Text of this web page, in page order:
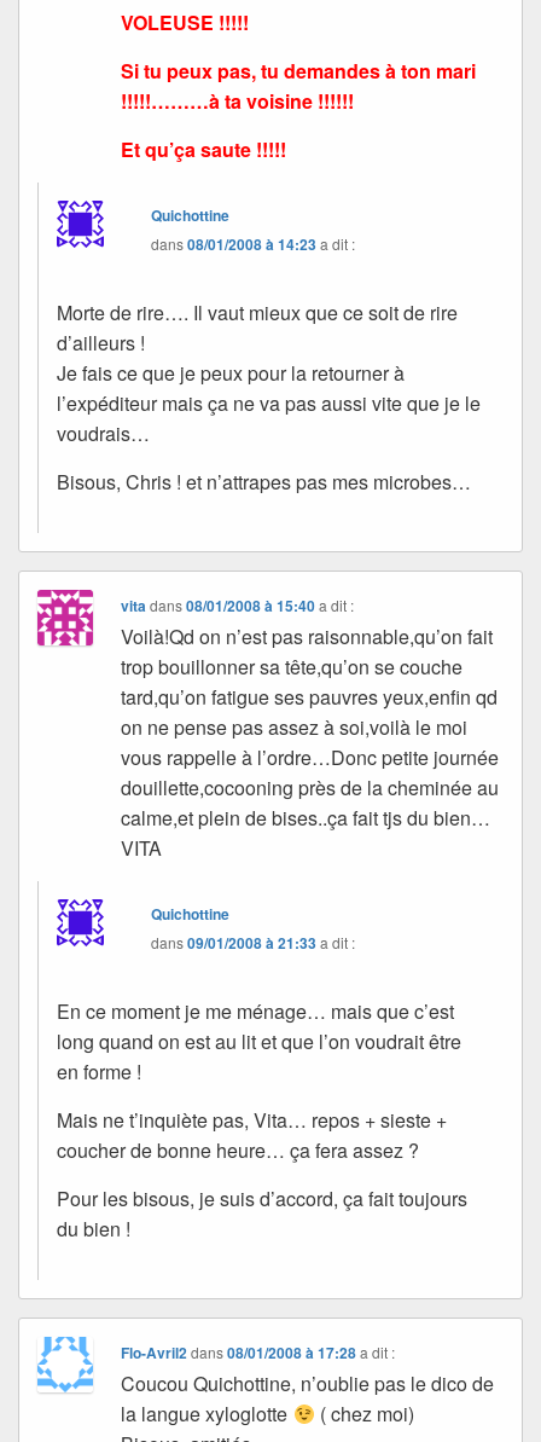
VOLEUSE !!!!!
Si tu peux pas, tu demandes à ton mari
!!!!!………à ta voisine !!!!!!
Et qu’ça saute !!!!!
Quichottine
dans08/01/2008 à 14:23a dit :
Morte de rire…. Il vaut mieux que ce soit de rire
d’ailleurs !
Je fais ce que je peux pour la retourner à
l’expéditeur mais ça ne va pas aussi vite que je le
voudrais…
Bisous, Chris ! et n’attrapes pas mes microbes…
vitadans08/01/2008 à 15:40 a dit :
Voilà!Qd on n’est pas raisonnable,qu’on fait
trop bouillonner sa tête,qu’on se couche
tard,qu’on fatigue ses pauvres yeux,enfin qd
on ne pense pas assez à soi,voilà le moi
vous rappelle à l’ordre…Donc petite journée
douillette,cocooning près de la cheminée au
calme,et plein de bises..ça fait tjs du bien…
VITA
Quichottine
dans09/01/2008 à 21:33a dit :
En ce moment je me ménage… mais que c’est
long quand on est au lit et que l’on voudrait être
en forme !
Mais ne t’inquiète pas, Vita… repos + sieste +
coucher de bonne heure… ça fera assez ?
Pour les bisous, je suis d’accord, ça fait toujours
du bien !
Flo-Avril2dans08/01/2008 à 17:28 a dit :
Coucou Quichottine, n’oublie pas le dico de
la langue xyloglotte
( chez moi)